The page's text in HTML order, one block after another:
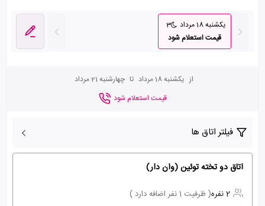
یکشنبه 18 مرداد
3
قیمت استعلام شود
از یکشنبه 18 مرداد تا چهارشنبه 21 مرداد
قیمت استعلام شود
فیلتر اتاق ها
اتاق دو تخته توئین (وان دار)
2 نفره
( ظرفیت 1 نفر اضافه دارد )